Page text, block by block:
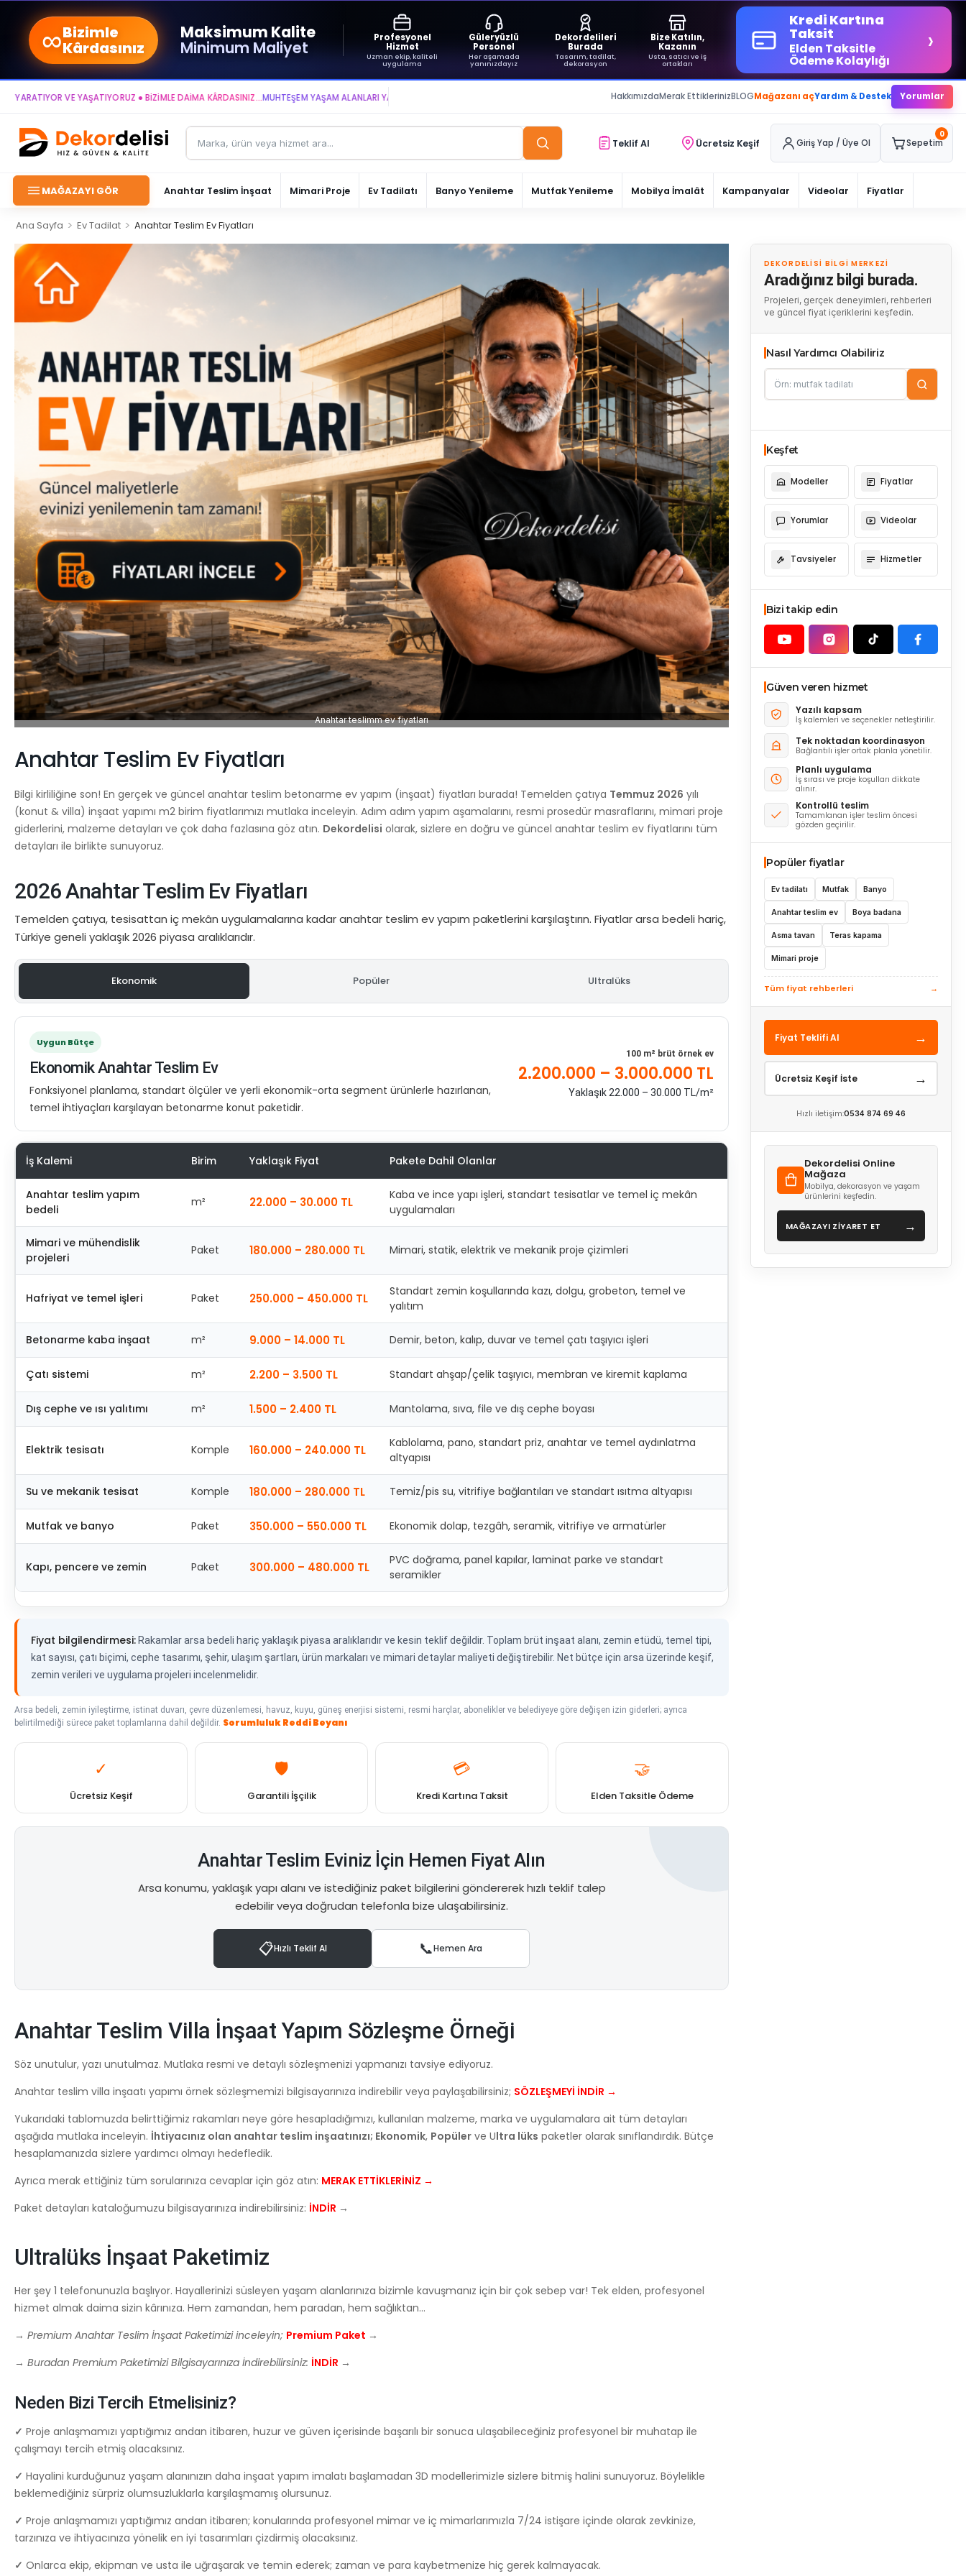
∞Bizimle
Kârdasınız
Maksimum Kalite
Minimum Maliyet
Profesyonel
Hizmet
Uzman ekip, kaliteli
uygulama
Güleryüzlü
Personel
Her aşamada
yanınızdayız
Dekordelileri
Burada
Tasarım, tadilat,
dekorasyon
Bize Katılın,
Kazanın
Usta, satıcı ve iş
ortakları
Kredi Kartına
Taksit
Elden Taksitle
Ödeme Kolaylığı
›
VE YAŞATIYORUZ ● BİZİMLE DAİMA KÂRDASINIZ...MUHTEŞEM YAŞAM ALANLARI YARATIYOR VE YAŞATIYORUZ ● BİZİMLE DAİMA KÂRDASINIZ... HakkımızdaMerak EttiklerinizBLOGMağazanı açYardım & Destek Yorumlar
Teklif Al Ücretsiz Keşif Giriş Yap / Üye Ol
0
Sepetim
MAĞAZAYI GÖR Anahtar Teslim İnşaat Mimari Proje Ev Tadilatı Banyo Yenileme Mutfak Yenileme Mobilya İmalât Kampanyalar Videolar Fiyatlar
Ana Sayfa > Ev Tadilat > Anahtar Teslim Ev Fiyatları
DEKORDELISI BILGI MERKEZI
Aradığınız bilgi burada.
Projeleri, gerçek deneyimleri, rehberleri
ve güncel fiyat içeriklerini keşfedin.
Nasıl Yardımcı Olabiliriz
Keşfet
Modeller Fiyatlar
Yorumlar Videolar
Tavsiyeler Hizmetler
Bizi takip edin
Güven veren hizmet
Yazılı kapsam
İş kalemleri ve seçenekler netleştirilir.
Tek noktadan koordinasyon
Bağlantılı işler ortak planla yönetilir.
Planlı uygulama
İş sırası ve proje koşulları dikkate
alınır.
Kontrollü teslim
Tamamlanan işler teslim öncesi
gözden geçirilir.
Popüler fiyatlar
Ev tadilatı Mutfak Banyo
Anahtar teslim ev Boya badana
Asma tavan Teras kapama
Mimari proje
Tüm fiyat rehberleri →
Fiyat Teklifi Al →
Ücretsiz Keşif İste →
Hızlı iletişim:0534 874 69 46
Dekordelisi Online
Mağaza
Mobilya, dekorasyon ve yaşam
ürünlerini keşfedin.
MAĞAZAYI ZİYARET ET →
Anahtar teslimm ev fiyatları
Anahtar Teslim Ev Fiyatları
Bilgi kirliliğine son! En gerçek ve güncel anahtar teslim betonarme ev yapım (inşaat) fiyatları burada! Temelden çatıya Temmuz 2026 yılı
(konut & villa) inşaat yapımı m2 birim fiyatlarımızı mutlaka inceleyin. Adım adım yapım aşamalarını, resmi prosedür masraflarını, mimari proje
giderlerini, malzeme detayları ve çok daha fazlasına göz atın. Dekordelisi olarak, sizlere en doğru ve güncel anahtar teslim ev fiyatlarını tüm
detayları ile birlikte sunuyoruz.
2026 Anahtar Teslim Ev Fiyatları
Temelden çatıya, tesisattan iç mekân uygulamalarına kadar anahtar teslim ev yapım paketlerini karşılaştırın. Fiyatlar arsa bedeli hariç,
Türkiye geneli yaklaşık 2026 piyasa aralıklarıdır.
Ekonomik Popüler Ultralüks
Uygun Bütçe
Ekonomik Anahtar Teslim Ev
Fonksiyonel planlama, standart ölçüler ve yerli ekonomik-orta segment ürünlerle hazırlanan,
temel ihtiyaçları karşılayan betonarme konut paketidir.
100 m² brüt örnek ev
2.200.000 – 3.000.000 TL
Yaklaşık 22.000 – 30.000 TL/m²
İş Kalemi Birim Yaklaşık Fiyat Pakete Dahil Olanlar
Anahtar teslim yapım
bedeli
m² 22.000 – 30.000 TL
Kaba ve ince yapı işleri, standart tesisatlar ve temel iç mekân
uygulamaları
Mimari ve mühendislik
projeleri
Paket 180.000 – 280.000 TL Mimari, statik, elektrik ve mekanik proje çizimleri
Hafriyat ve temel işleri Paket 250.000 – 450.000 TL
Standart zemin koşullarında kazı, dolgu, grobeton, temel ve
yalıtım
Betonarme kaba inşaat m² 9.000 – 14.000 TL Demir, beton, kalıp, duvar ve temel çatı taşıyıcı işleri
Çatı sistemi m² 2.200 – 3.500 TL Standart ahşap/çelik taşıyıcı, membran ve kiremit kaplama
Dış cephe ve ısı yalıtımı m² 1.500 – 2.400 TL Mantolama, sıva, file ve dış cephe boyası
Elektrik tesisatı Komple 160.000 – 240.000 TL
Kablolama, pano, standart priz, anahtar ve temel aydınlatma
altyapısı
Su ve mekanik tesisat Komple 180.000 – 280.000 TL Temiz/pis su, vitrifiye bağlantıları ve standart ısıtma altyapısı
Mutfak ve banyo Paket 350.000 – 550.000 TL Ekonomik dolap, tezgâh, seramik, vitrifiye ve armatürler
Kapı, pencere ve zemin Paket 300.000 – 480.000 TL
PVC doğrama, panel kapılar, laminat parke ve standart
seramikler
Fiyat bilgilendirmesi: Rakamlar arsa bedeli hariç yaklaşık piyasa aralıklarıdır ve kesin teklif değildir. Toplam brüt inşaat alanı, zemin etüdü, temel tipi,
kat sayısı, çatı biçimi, cephe tasarımı, şehir, ulaşım şartları, ürün markaları ve mimari detaylar maliyeti değiştirebilir. Net bütçe için arsa üzerinde keşif,
zemin verileri ve uygulama projeleri incelenmelidir.
Arsa bedeli, zemin iyileştirme, istinat duvarı, çevre düzenlemesi, havuz, kuyu, güneş enerjisi sistemi, resmi harçlar, abonelikler ve belediyeye göre değişen izin giderleri; ayrıca
belirtilmediği sürece paket toplamlarına dahil değildir. Sorumluluk Reddi Beyanı
✓
Ücretsiz Keşif
🛡️
Garantili İşçilik
💳
Kredi Kartına Taksit
🤝
Elden Taksitle Ödeme
Anahtar Teslim Eviniz İçin Hemen Fiyat Alın
Arsa konumu, yaklaşık yapı alanı ve istediğiniz paket bilgilerini göndererek hızlı teklif talep
edebilir veya doğrudan telefonla bize ulaşabilirsiniz.
📋Hızlı Teklif Al 📞Hemen Ara
Anahtar Teslim Villa İnşaat Yapım Sözleşme Örneği
Söz unutulur, yazı unutulmaz. Mutlaka resmi ve detaylı sözleşmenizi yapmanızı tavsiye ediyoruz.
Anahtar teslim villa inşaatı yapımı örnek sözleşmemizi bilgisayarınıza indirebilir veya paylaşabilirsiniz; SÖZLEŞMEYİ İNDİR →
Yukarıdaki tablomuzda belirttiğimiz rakamları neye göre hesapladığımızı, kullanılan malzeme, marka ve uygulamalara ait tüm detayları
aşağıda mutlaka inceleyin. İhtiyacınız olan anahtar teslim inşaatınızı; Ekonomik, Popüler ve Ultra lüks paketler olarak sınıflandırdık. Bütçe
hesaplamanızda sizlere yardımcı olmayı hedefledik.
Ayrıca merak ettiğiniz tüm sorularınıza cevaplar için göz atın: MERAK ETTİKLERİNİZ →
Paket detayları kataloğumuzu bilgisayarınıza indirebilirsiniz: İNDİR →
Ultralüks İnşaat Paketimiz
Her şey 1 telefonunuzla başlıyor. Hayallerinizi süsleyen yaşam alanlarınıza bizimle kavuşmanız için bir çok sebep var! Tek elden, profesyonel
hizmet almak daima sizin kârınıza. Hem zamandan, hem paradan, hem sağlıktan…
→ Premium Anahtar Teslim İnşaat Paketimizi inceleyin; Premium Paket →
→ Buradan Premium Paketimizi Bilgisayarınıza İndirebilirsiniz: İNDİR →
Neden Bizi Tercih Etmelisiniz?
✓ Proje anlaşmamızı yaptığımız andan itibaren, huzur ve güven içerisinde başarılı bir sonuca ulaşabileceğiniz profesyonel bir muhatap ile
çalışmayı tercih etmiş olacaksınız.
✓ Hayalini kurduğunuz yaşam alanınızın daha inşaat yapım imalatı başlamadan 3D modellerimizle sizlere bitmiş halini sunuyoruz. Böylelikle
beklemediğiniz sürpriz olumsuzluklarla karşılaşmamış olursunuz.
✓ Proje anlaşmamızı yaptığımız andan itibaren; konularında profesyonel mimar ve iç mimarlarımızla 7/24 istişare içinde olarak zevkinize,
tarzınıza ve ihtiyacınıza yönelik en iyi tasarımları çizdirmiş olacaksınız.
✓ Onlarca ekip, ekipman ve usta ile uğraşarak ve temin ederek; zaman ve para kaybetmenize hiç gerek kalmayacak.